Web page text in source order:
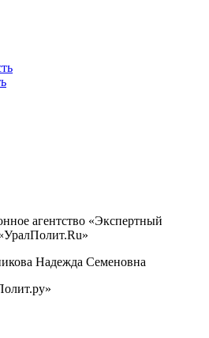
агентство «Экспертный
Надежда Семеновна